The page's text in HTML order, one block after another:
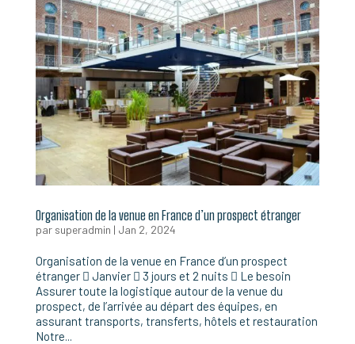
Organisation de la venue en France d’un prospect étranger
par superadmin | Jan 2, 2024
Organisation de la venue en France d’un prospect
étranger  Janvier  3 jours et 2 nuits  Le besoin
Assurer toute la logistique autour de la venue du
prospect, de l’arrivée au départ des équipes, en
assurant transports, transferts, hôtels et restauration
Notre...